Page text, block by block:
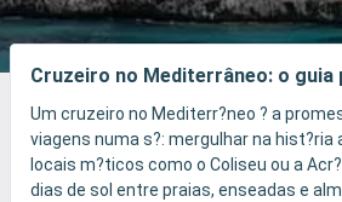
Cidades
Cruzeiro no Mediterrâneo: o guia
Um cruzeiro no Mediterr?neo ? a
viagens numa s?: mergulhar na hist?ria
locais m?ticos como o Coliseu ou a
dias de sol entre praias, enseadas e